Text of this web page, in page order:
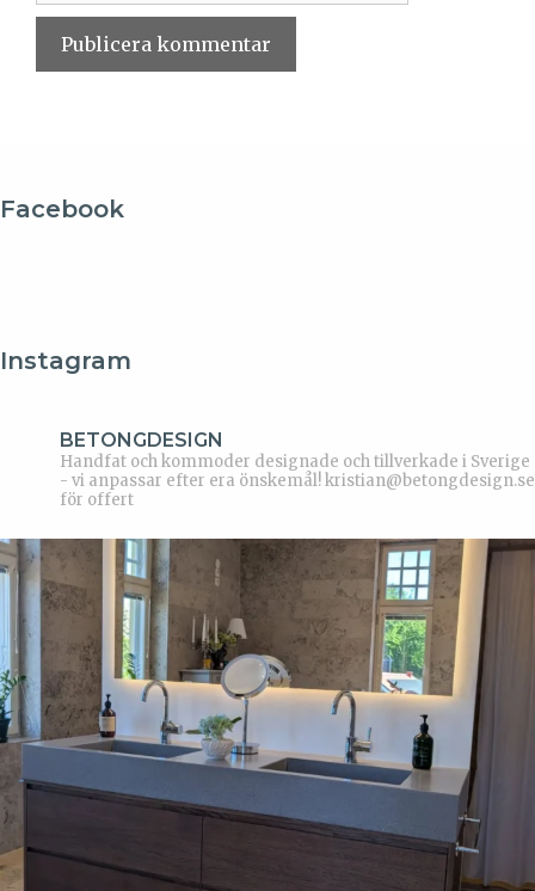
Facebook
Instagram
BETONGDESIGN
Handfat och kommoder designade och tillverkade i Sverige
- vi anpassar efter era önskemål!kristian@betongdesign.se
för offert